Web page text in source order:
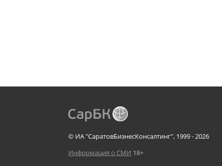
© ИА "СаратовБизнесКонсалтинг", 1999 - 2026
Информация о СМИ 18+